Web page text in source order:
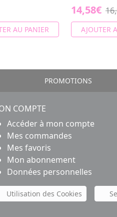
AU PANIER
14,58€
AJOUTER
PROMOTIONS
COMPTE
Accéder à mon compte
Mes commandes
Mes favoris
Mon abonnement
Données personnelles
Utilisation des Cookies